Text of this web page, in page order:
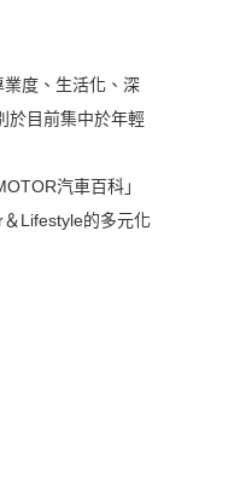
度、生活化、深
於目前集中於年輕
汽車百科」
Lifestyle的多元化